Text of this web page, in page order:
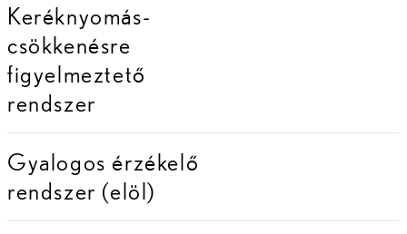
Keréknyomás-
csökkenésre
figyelmeztető
rendszer
Gyalogos érzékelő
rendszer (elöl)